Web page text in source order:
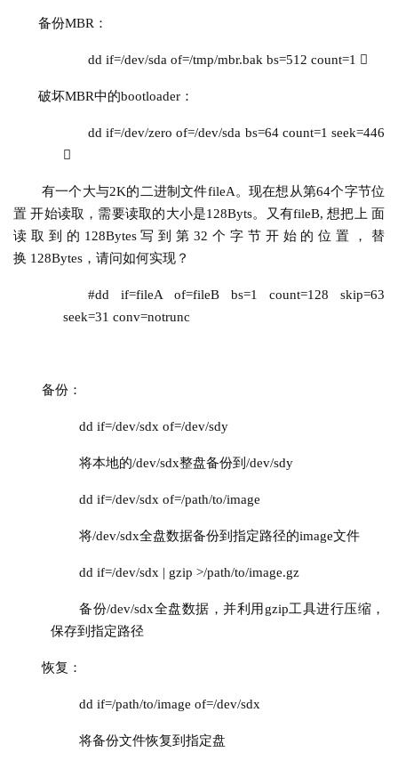
备份MBR：
dd if=/dev/sda of=/tmp/mbr.bak bs=512 count=1 
破坏MBR中的bootloader：
dd if=/dev/zero of=/dev/sda bs=64 count=1 seek=446

有一个大与2K的二进制文件fileA。现在想从第64个字节位
置 开始读取，需要读取的大小是128Byts。又有fileB, 想把上 面
读取到的128Bytes写到第32个字节开始的位置，替
换 128Bytes，请问如何实现？
#dd if=fileA of=fileB bs=1 count=128 skip=63
seek=31 conv=notrunc
备份：
dd if=/dev/sdx of=/dev/sdy
将本地的/dev/sdx整盘备份到/dev/sdy
dd if=/dev/sdx of=/path/to/image
将/dev/sdx全盘数据备份到指定路径的image文件
dd if=/dev/sdx | gzip >/path/to/image.gz
备份/dev/sdx全盘数据，并利用gzip工具进行压缩，
保存到指定路径
恢复：
dd if=/path/to/image of=/dev/sdx
将备份文件恢复到指定盘